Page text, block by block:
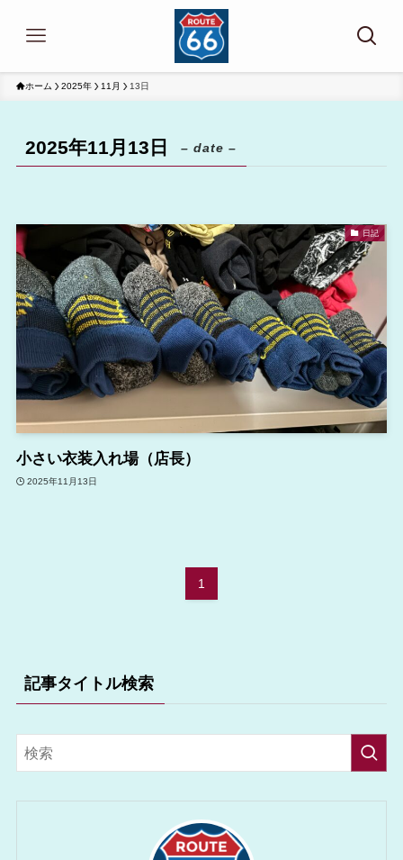
ホーム 2025年 11月 13日
2025年11月13日 – date –
日記
小さい衣装入れ場（店長）
2025年11月13日
1
記事タイトル検索